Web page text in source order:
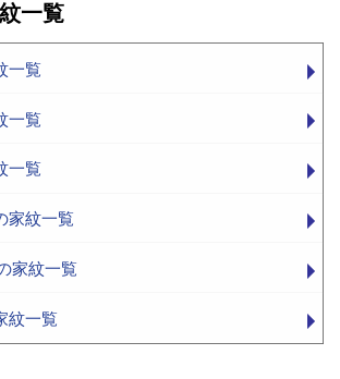
一覧
一覧
一覧
一覧
家紋一覧
家紋一覧
紋一覧